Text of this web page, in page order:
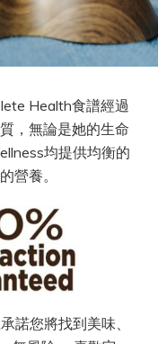
Health食譜經過
，無論是她的生命
均提供均衡的
營養。
諾您將找到美味、